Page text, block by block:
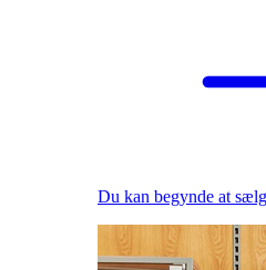
Du kan begynde at